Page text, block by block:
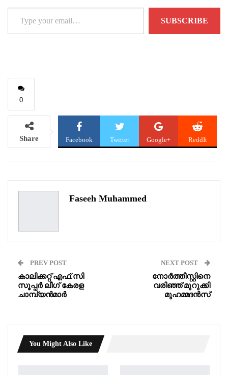
Type
your
SUBSCRIBE
0
Share Facebook Twitter Google+ ReddIt
Faseeh Muhammed
PREV POST
കാലിക്കറ്റ് എഫ്.സി
സൂപ്പർ ലീഗ് കേരള
ചാമ്പ്യൻമാർ
NEXT POST
നോർത്തീസ്റ്റിനെ
വരിഞ്ഞ് മുറുക്കി
മുഹമ്മദൻസ്
You Might Also Like